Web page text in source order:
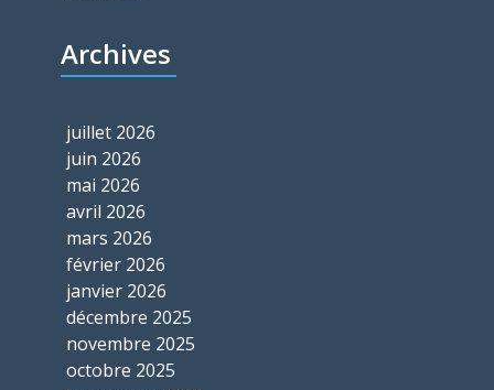
Archives
juillet 2026
juin 2026
mai 2026
avril 2026
mars 2026
février 2026
janvier 2026
décembre 2025
novembre 2025
octobre 2025